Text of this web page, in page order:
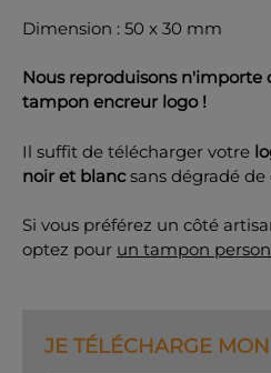
Dimension : 50 x 30 mm
Nous reproduisons n'importe
tampon encreur logo !
Il suffit de télécharger votre
noir et blancsans dégradé de
Si vous préférez un côté
optez pour un tampon
JE TÉLÉCHARGE